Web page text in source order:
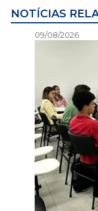
NOTÍCIAS
09/08/2026